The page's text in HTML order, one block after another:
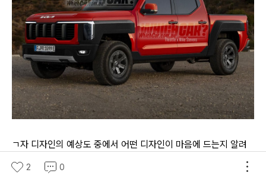
ㄱ자 디자인의 예상도 중에서 어떤 디자인이 마음에 드는지 알려
주세요!
2 0